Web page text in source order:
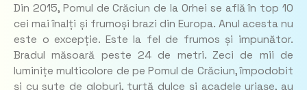
Din 2015, Pomul de Crăciun de la Orhei se află în top 10
cei mai înalți și frumoși brazi din Europa. Anul acesta nu
este o excepție. Este la fel de frumos și impunător.
Bradul măsoară peste 24 de metri. Zeci de mii de
luminițe multicolore de pe Pomul de Crăciun, împodobit
și cu sute de globuri, turtă dulce și acadele uriașe, au